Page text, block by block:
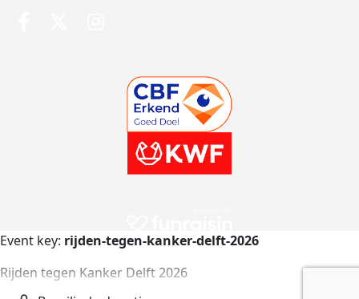
Event key: rijden-tegen-kanker-delft-2026
Rijden tegen Kanker Delft 2026